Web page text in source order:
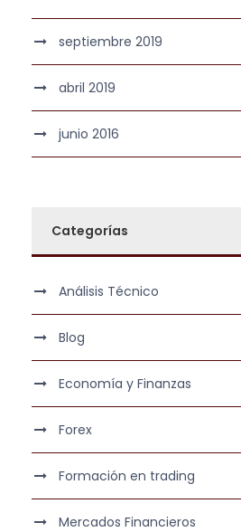
septiembre 2019
abril 2019
junio 2016
Categorías
Análisis Técnico
Blog
Economía y Finanzas
Forex
Formación en trading
Mercados Financieros